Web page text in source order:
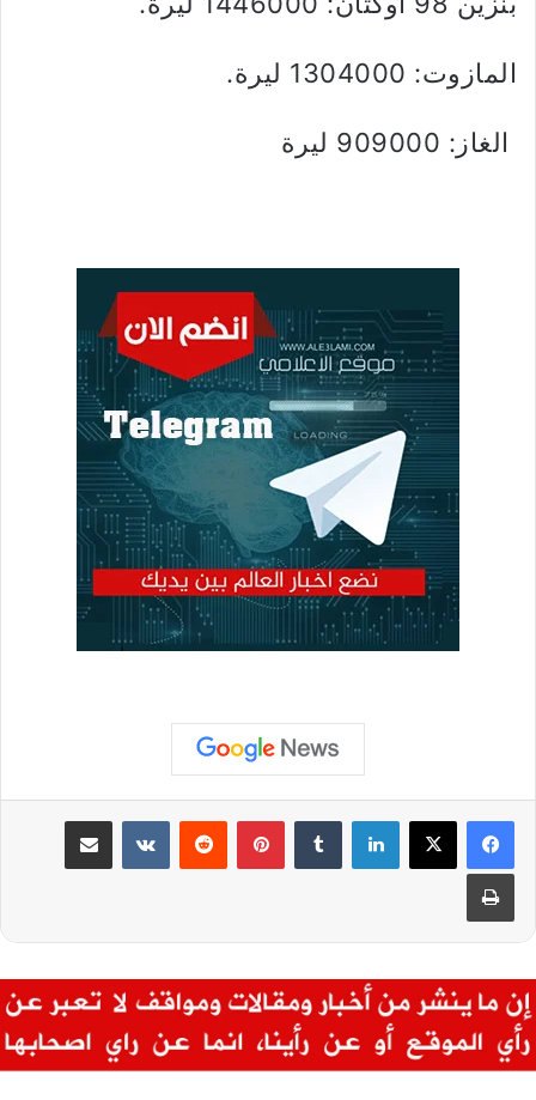
المازوت: 1304000 ليرة.
الغاز: 909000 ليرة
لينكدإن بينتيريست مشاركة عبر البريد
طباعة